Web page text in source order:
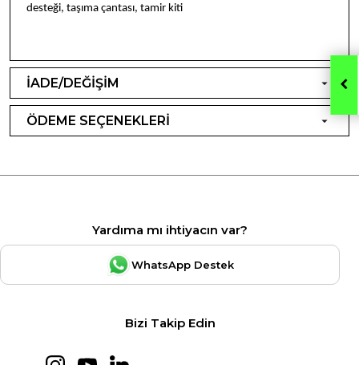
desteği, taşıma çantası, tamir kiti
İADE/DEĞİŞİM
ÖDEME SEÇENEKLERİ
Yardıma mı ihtiyacın var?
WhatsApp Destek
Bizi Takip Edin